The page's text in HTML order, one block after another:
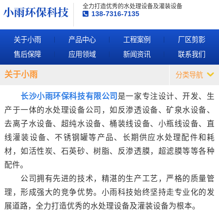
全力打造优秀的水处理设备及灌装设备
138-7316-7135
关于小雨 产品中心 工程案例
厂区剪影
售后保障
应用领域 新闻资讯 联系我们
关于小雨 分类导航
长沙小雨环保科技有限公司 是一家专注设计、开发、生
产于一体的水处理设备公司，如反渗透设备、矿泉水设备、
去离子水设备、超纯水设备、桶装线设备、小瓶线设备、直
线灌装设备、不锈钢罐等产品、长期供应水处理配件和耗
材，如活性炭、石英砂、树脂、反渗透膜，超滤膜等等各种
配件。
公司拥有先进的技术，精湛的生产工艺，严格的质量管
理，形成强大的竞争优势。小雨科技始终坚持走专业化的发
展道路，全力打造优秀的水处理设备及灌装设备为根本。